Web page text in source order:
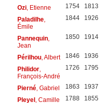
Ozi, Etienne 1754 1813
Paladilhe,
Émile
1844 1926
Pannequin,
Jean
1850 1914
Périlhou, Albert 1846 1936
Philidor,
François-André
1726 1795
Pierné, Gabriel 1863 1937
Pleyel, Camille 1788 1855